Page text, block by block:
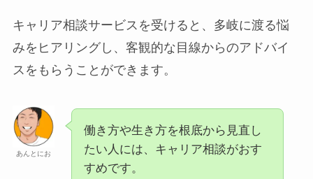
キャリア相談サービスを受けると、多岐に渡る悩
みをヒアリングし、客観的な目線からのアドバイ
スをもらうことができます。
あんとにお
働き方や生き方を根底から見直し
たい人には、キャリア相談がおす
すめです。